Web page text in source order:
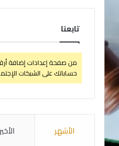
تابعنا
من صفحة إعدادات إضافة
حساباتك على الشبكات
الأشهر